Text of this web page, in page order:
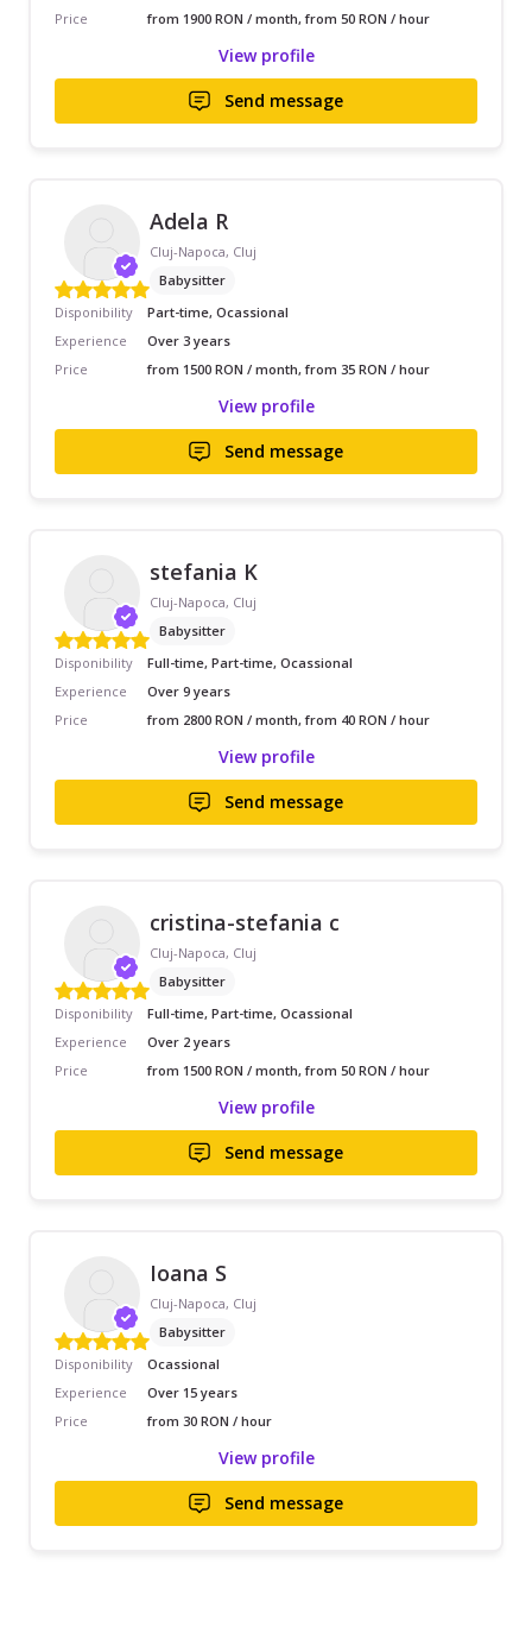
Price
from 1900 RON / month, from 50 RON / hour
View profile
Send message
Adela R
Cluj-Napoca, Cluj
Babysitter
Disponibility
Part-time, Ocassional
Experience
Over 3 years
Price
from 1500 RON / month, from 35 RON / hour
View profile
Send message
stefania K
Cluj-Napoca, Cluj
Babysitter
Disponibility
Full-time, Part-time, Ocassional
Experience
Over 9 years
Price
from 2800 RON / month, from 40 RON / hour
View profile
Send message
cristina-stefania c
Cluj-Napoca, Cluj
Babysitter
Disponibility
Full-time, Part-time, Ocassional
Experience
Over 2 years
Price
from 1500 RON / month, from 50 RON / hour
View profile
Send message
Ioana S
Cluj-Napoca, Cluj
Babysitter
Disponibility
Ocassional
Experience
Over 15 years
Price
from 30 RON / hour
View profile
Send message